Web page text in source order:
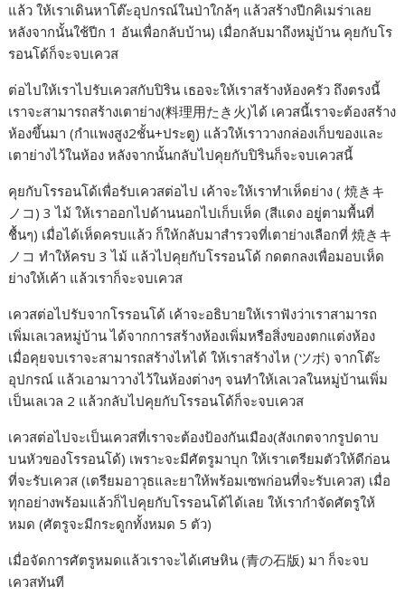
แล้ว ให้เราเดินหาโต๊ะอุปกรณ์ในป่าใกล้ๆ แล้วสร้างปีกคิเมร่าเลย
หลังจากนั้นใช้ปีก 1 อันเพื่อกลับบ้าน) เมื่อกลับมาถึงหมู่บ้าน คุยกับโร
รอนโด้ก็จะจบเควส
ต่อไปให้เราไปรับเควสกับปิริน เธอจะให้เราสร้างห้องครัว ถึงตรงนี้
เราจะสามารถสร้างเตาย่าง(料理用たき火)ได้ เควสนี้เราจะต้องสร้าง
ห้องขึ้นมา (กำแพงสูง2ชั้น+ประตู) แล้วให้เราวางกล่องเก็บของและ
เตาย่างไว้ในห้อง หลังจากนั้นกลับไปคุยกับปิรินก็จะจบเควสนี้
คุยกับโรรอนโด้เพื่อรับเควสต่อไป เค้าจะให้เราทำเห็ดย่าง ( 焼きキ
ノコ) 3 ไม้ ให้เราออกไปด้านนอกไปเก็บเห็ด (สีแดง อยู่ตามพื้นที่
ชื้นๆ) เมื่อได้เห็ดครบแล้ว ก็ให้กลับมาสำรวจที่เตาย่างเลือกที่ 焼きキ
ノコ ทำให้ครบ 3 ไม้ แล้วไปคุยกับโรรอนโด้ กดตกลงเพื่อมอบเห็ด
ย่างให้เค้า แล้วเราก็จะจบเควส
เควสต่อไปรับจากโรรอนโด้ เค้าจะอธิบายให้เราฟังว่าเราสามารถ
เพิ่มเลเวลหมู่บ้าน ได้จากการสร้างห้องเพิ่มหรือสิ่งของตกแต่งห้อง
เมื่อคุยจบเราจะสามารถสร้างไหได้ ให้เราสร้างไห (ツボ) จากโต๊ะ
อุปกรณ์ แล้วเอามาวางไว้ในห้องต่างๆ จนทำให้เลเวลในหมู่บ้านเพิ่ม
เป็นเลเวล 2 แล้วกลับไปคุยกับโรรอนโด้ก็จะจบเควส
เควสต่อไปจะเป็นเควสที่เราจะต้องป้องกันเมือง(สังเกตจากรูปดาบ
บนหัวของโรรอนโด้) เพราะจะมีศัตรูมาบุก ให้เราเตรียมตัวให้ดีก่อน
ที่จะรับเควส (เตรียมอาวุธและยาให้พร้อมเซพก่อนที่จะรับเควส) เมื่อ
ทุกอย่างพร้อมแล้วก็ไปคุยกับโรรอนโด้ได้เลย ให้เรากำจัดศัตรูให้
หมด (ศัตรูจะมีกระดูกทั้งหมด 5 ตัว)
เมื่อจัดการศัตรูหมดแล้วเราจะได้เศษหิน (青の石版) มา ก็จะจบ
เควสทันที